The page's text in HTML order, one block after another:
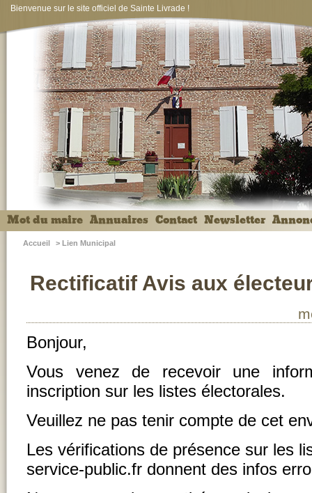
Bienvenue sur le site officiel de Sainte Livrade !
Mot du maire Annuaires Contact Newsletter
Accueil > Lien Municipal
Rectificatif Avis aux
Bonjour,
Vous venez de recevoir une
inscription sur les listes électorales.
Veuillez ne pas tenir compte de cet
Les vérifications de présence sur les
service-public.fr donnent des infos